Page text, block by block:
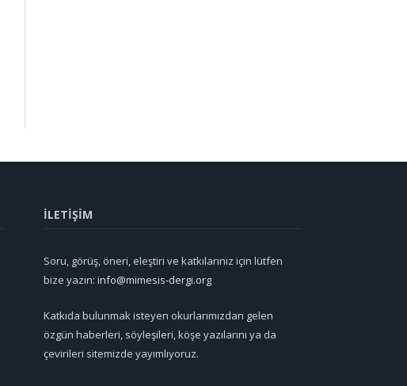
İLETİŞİM
Soru, görüş, öneri, eleştiri ve katkılarınız için lütfen
bize yazın: info@mimesis-dergi.org
Katkıda bulunmak isteyen okurlarımızdan gelen
özgün haberleri, söyleşileri, köşe yazılarını ya da
çevirileri sitemizde yayımlıyoruz.